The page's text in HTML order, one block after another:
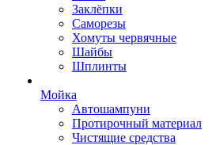
Заклёпки
Саморезы
Хомуты червячные
Шайбы
Шплинты
Мойка
Автошампуни
Протирочный материал
Чистящие средства